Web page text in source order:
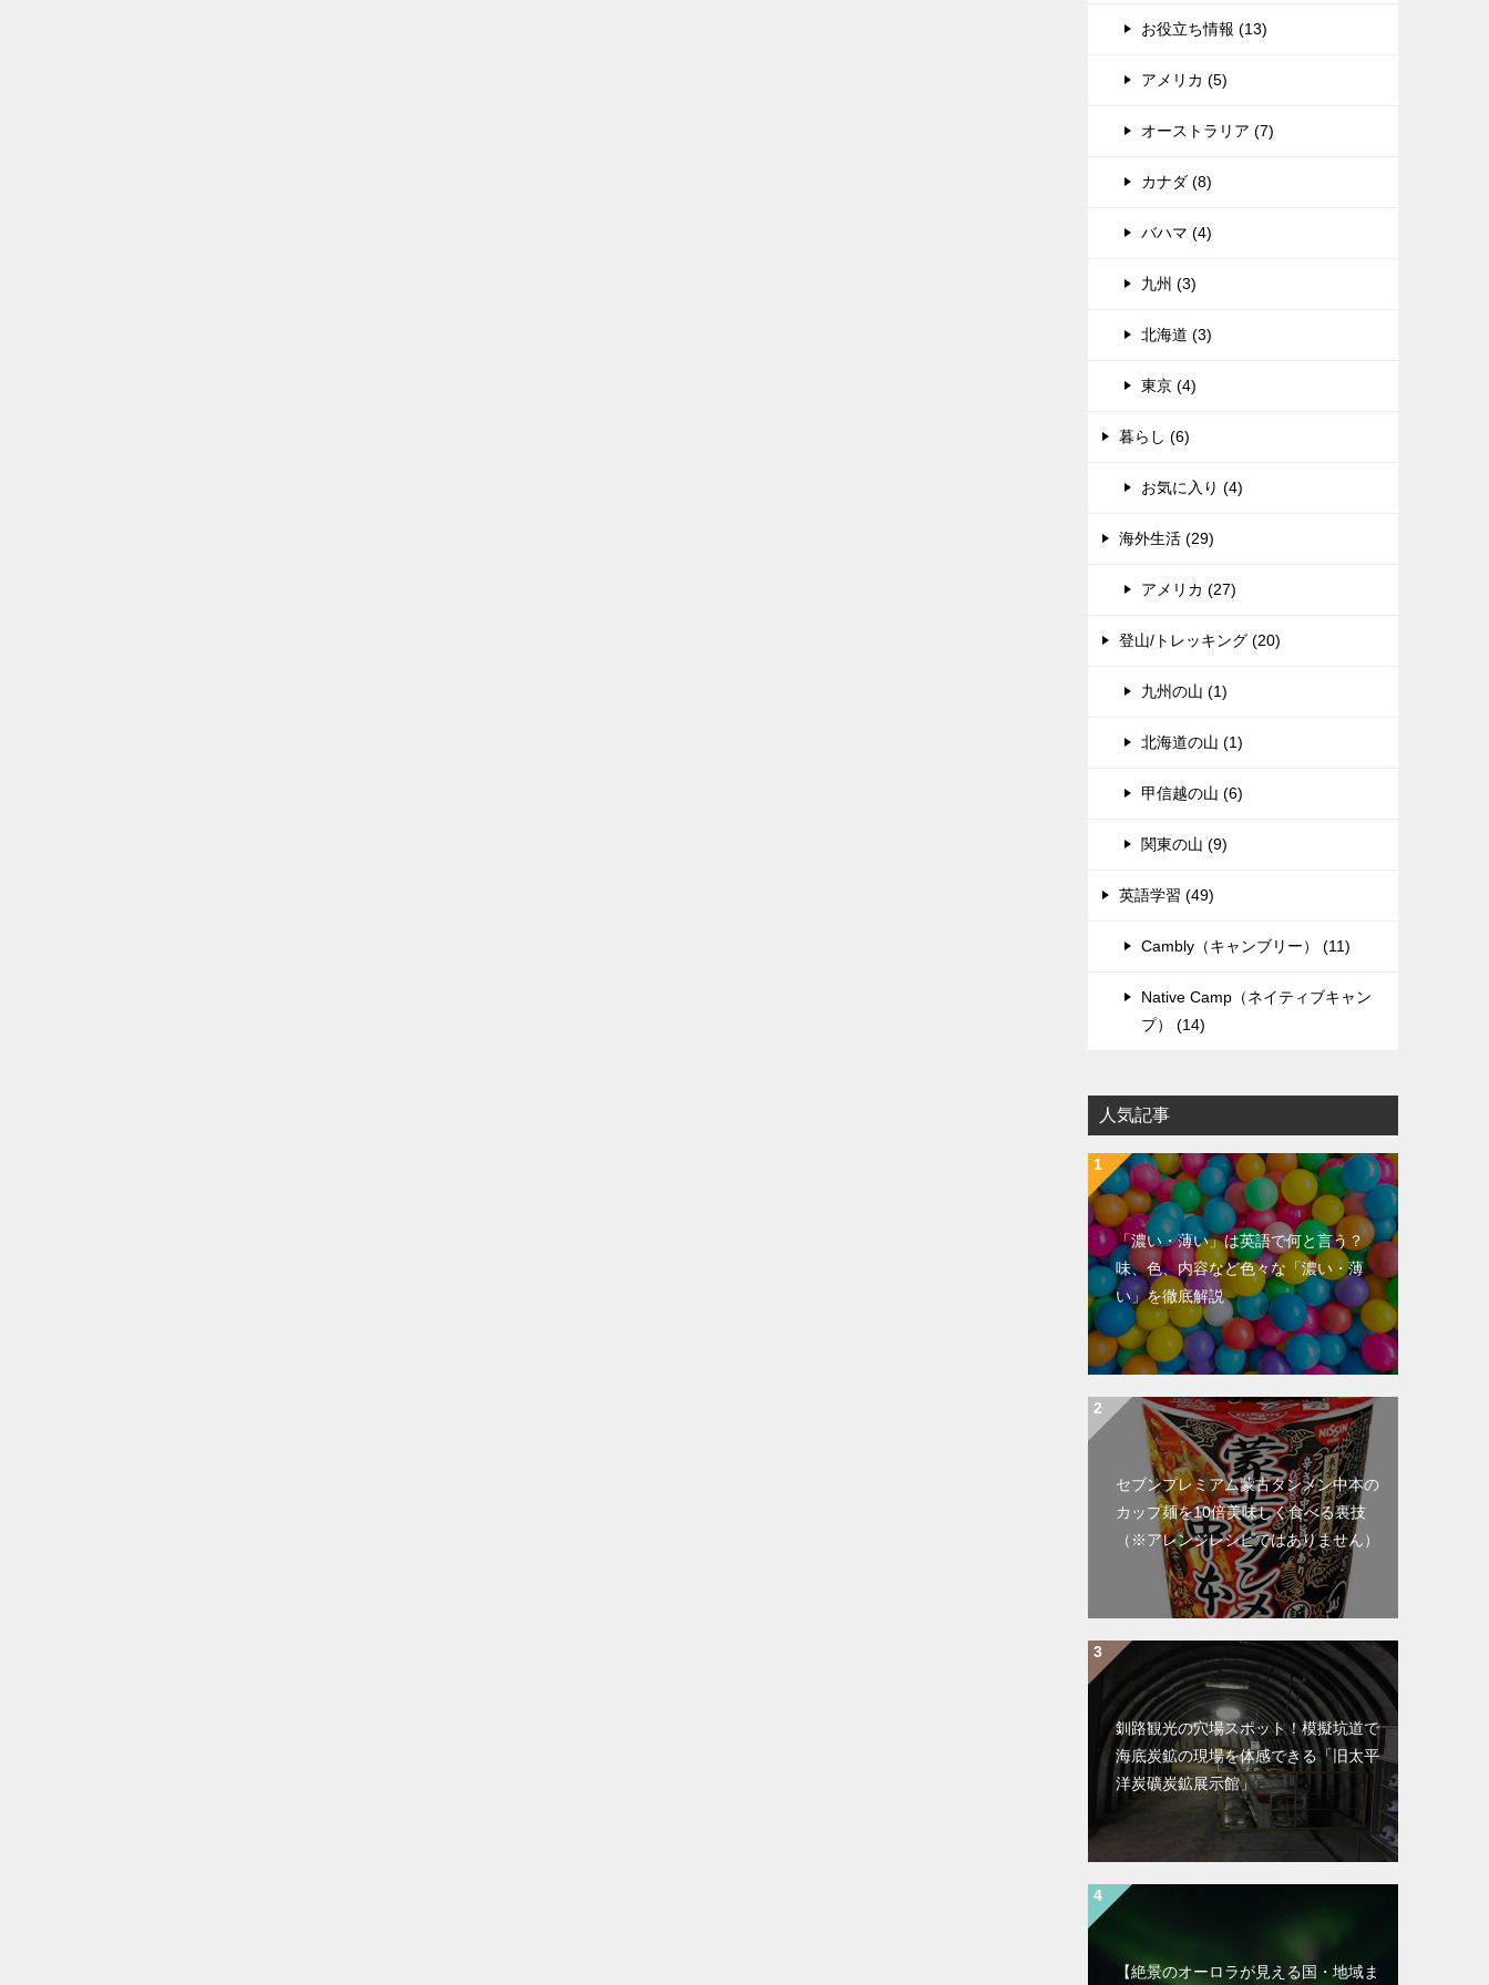
お役立ち情報 (13)
アメリカ (5)
オーストラリア (7)
カナダ (8)
バハマ (4)
九州 (3)
北海道 (3)
東京 (4)
暮らし (6)
お気に入り (4)
海外生活 (29)
アメリカ (27)
登山/トレッキング (20)
九州の山 (1)
北海道の山 (1)
甲信越の山 (6)
関東の山 (9)
英語学習 (49)
Cambly（キャンブリー） (11)
Native Camp（ネイティブキャン
プ） (14)
人気記事
「濃い・薄い」は英語で何と言う？
味、色、内容など色々な「濃い・薄
い」を徹底解説
セブンプレミアム蒙古タンメン中本の
カップ麺を10倍美味しく食べる裏技
（※アレンジレシピではありません）
釧路観光の穴場スポット！模擬坑道で
海底炭鉱の現場を体感できる「旧太平
洋炭礦炭鉱展示館」
【絶景のオーロラが見える国・地域ま